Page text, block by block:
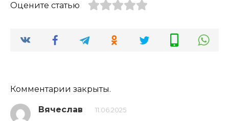
Оцените статью
Комментарии закрыты.
Вячеслав 11.06.2025